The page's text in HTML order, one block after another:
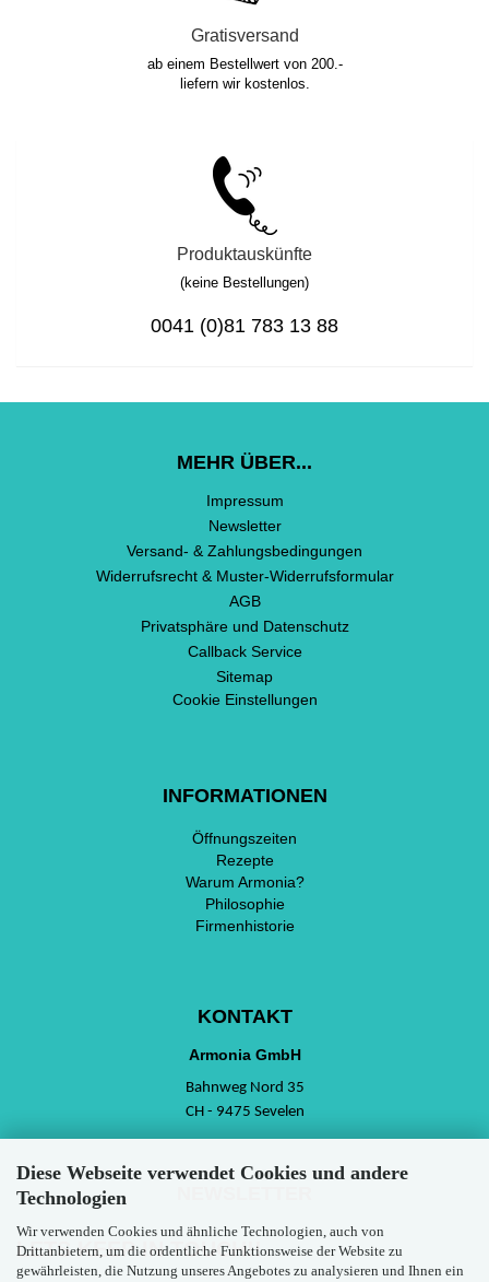
Diese Webseite verwendet Cookies und andere
Technologien
Wir verwenden Cookies und ähnliche Technologien, auch von
Drittanbietern, um die ordentliche Funktionsweise der Website zu
gewährleisten, die Nutzung unseres Angebotes zu analysieren und Ihnen ein
Gratisversand
ab einem Bestellwert von 200.-
liefern wir kostenlos.
Produktauskünfte
(keine Bestellungen)
0041 (0)81 783 13 88
MEHR ÜBER...
Impressum
Newsletter
Versand- & Zahlungsbedingungen
Widerrufsrecht & Muster-Widerrufsformular
AGB
Privatsphäre und Datenschutz
Callback Service
Sitemap
Cookie Einstellungen
INFORMATIONEN
Öffnungszeiten
Rezepte
Warum Armonia?
Philosophie
Firmenhistorie
KONTAKT
Armonia GmbH
Bahnweg Nord 35
CH - 9475 Sevelen
LETS KEEP IN TOUCH!!